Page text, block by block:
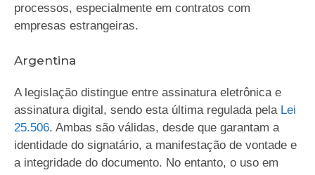
processos, especialmente em contratos com
empresas estrangeiras.
Argentina
A legislação distingue entre assinatura eletrônica e
assinatura digital, sendo esta última regulada pela Lei
25.506. Ambas são válidas, desde que garantam a
identidade do signatário, a manifestação de vontade e
a integridade do documento. No entanto, o uso em